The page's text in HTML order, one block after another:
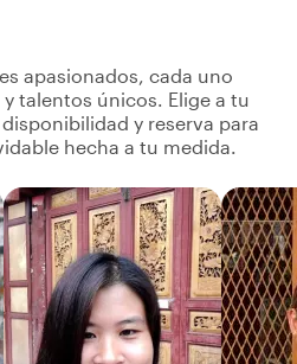
apasionados, cada uno
talentos únicos. Elige a tu
y reserva para
hecha a tu medida.